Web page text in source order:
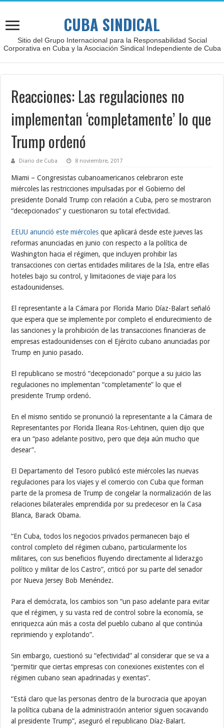
CUBA SINDICAL
Sitio del Grupo Internacional para la Responsabilidad Social
Corporativa en Cuba y la Asociación Sindical Independiente de Cuba
Reacciones: Las regulaciones no
implementan ‘completamente’ lo que
Trump ordenó
Diario de Cuba 8 noviembre, 2017
Miami – Congresistas cubanoamericanos celebraron este
miércoles las restricciones impulsadas por el Gobierno del
presidente Donald Trump con relación a Cuba, pero se mostraron
“decepcionados” y cuestionaron su total efectividad.
EEUU anunció este miércoles que aplicará desde este jueves las
reformas anunciadas en junio con respecto a la política de
Washington hacia el régimen, que incluyen prohibir las
transacciones con ciertas entidades militares de la Isla, entre ellas
hoteles bajo su control, y limitaciones de viaje para los
estadounidenses.
El representante a la Cámara por Florida Mario Díaz-Balart señaló
que espera que se implemente por completo el endurecimiento de
las sanciones y la prohibición de las transacciones financieras de
empresas estadounidenses con el Ejército cubano anunciadas por
Trump en junio pasado.
El republicano se mostró “decepcionado” porque a su juicio las
regulaciones no implementan “completamente” lo que el
presidente Trump ordenó.
En el mismo sentido se pronunció la representante a la Cámara de
Representantes por Florida Ileana Ros-Lehtinen, quien dijo que
era un “paso adelante positivo, pero que deja aún mucho que
desear”.
El Departamento del Tesoro publicó este miércoles las nuevas
regulaciones para los viajes y el comercio con Cuba que forman
parte de la promesa de Trump de congelar la normalización de las
relaciones bilaterales emprendida por su predecesor en la Casa
Blanca, Barack Obama.
“En Cuba, todos los negocios privados permanecen bajo el
control completo del régimen cubano, particularmente los
militares, con sus beneficios fluyendo directamente al liderazgo
político y militar de los Castro”, criticó por su parte del senador
por Nueva Jersey Bob Menéndez.
Para el demócrata, los cambios son “un paso adelante para evitar
que el régimen, y su vasta red de control sobre la economía, se
enriquezca aún más a costa del pueblo cubano al que continúa
reprimiendo y explotando”.
Sin embargo, cuestionó su “efectividad” al considerar que se va a
“permitir que ciertas empresas con conexiones existentes con el
régimen cubano sean apadrinadas y exentas”.
“Está claro que las personas dentro de la burocracia que apoyan
la política cubana de la administración anterior siguen socavando
al presidente Trump”, aseguró el republicano Díaz-Balart.